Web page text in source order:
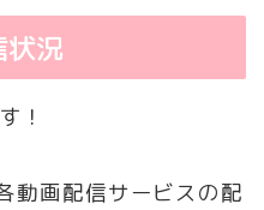
状況
！
画配信サービスの配